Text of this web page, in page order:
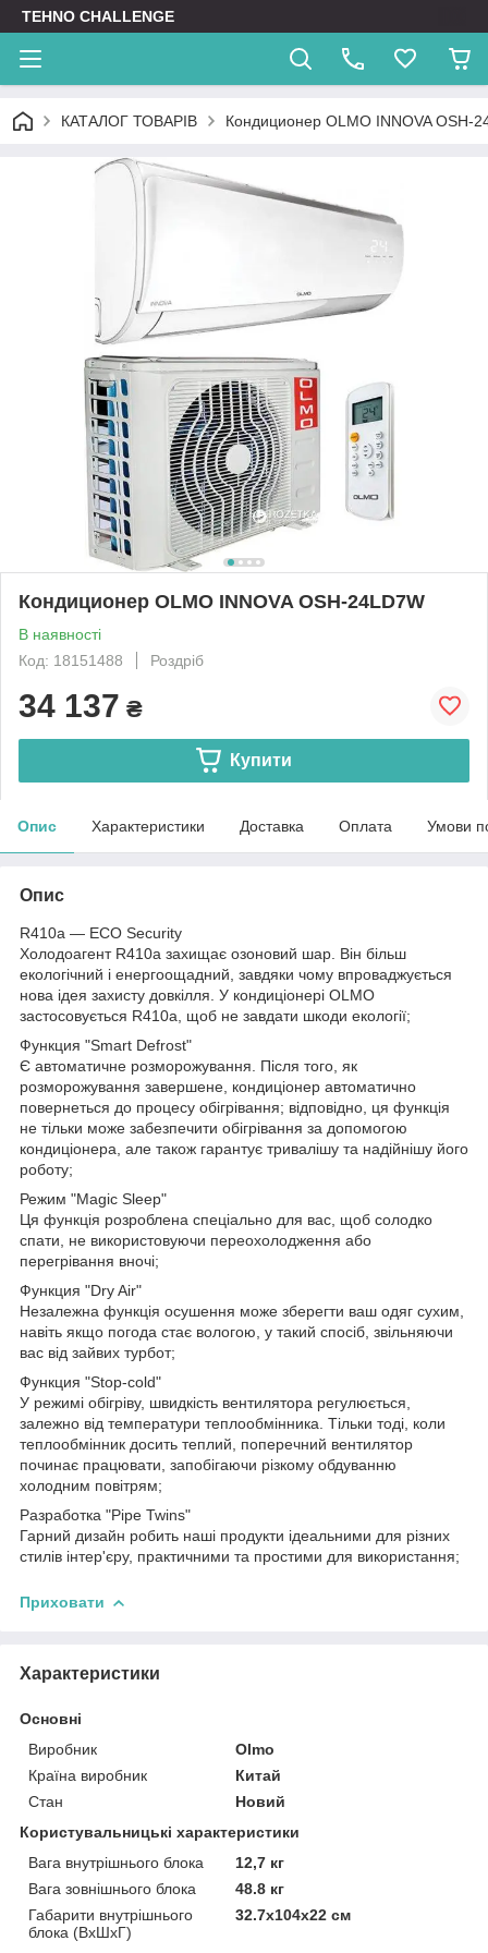
TEHNO CHALLENGE
КАТАЛОГ ТОВАРІВ Кондиционер OLMO INNOVA OSH-
Кондиционер OLMO INNOVA OSH-24LD7W
В наявності
Код: 18151488
Роздріб
34 137 ₴
Купити
Опис Характеристики Доставка Оплата Умови
Опис
R410a — ECO Security
Холодоагент R410a захищає озоновий шар. Він більш
екологічний і енергоощадний, завдяки чому впроваджується
нова ідея захисту довкілля. У кондиціонері OLMO
застосовується R410a, щоб не завдати шкоди екології;
Функция "Smart Defrost"
Є автоматичне розморожування. Після того, як
розморожування завершене, кондиціонер автоматично
повернеться до процесу обігрівання; відповідно, ця функція
не тільки може забезпечити обігрівання за допомогою
кондиціонера, але також гарантує тривалішу та надійнішу його
роботу;
Режим "Magic Sleep"
Ця функція розроблена спеціально для вас, щоб солодко
спати, не використовуючи переохолодження або
перегрівання вночі;
Функция "Dry Air"
Незалежна функція осушення може зберегти ваш одяг сухим,
навіть якщо погода стає вологою, у такий спосіб, звільняючи
вас від зайвих турбот;
Функция "Stop-cold"
У режимі обігріву, швидкість вентилятора регулюється,
залежно від температури теплообмінника. Тільки тоді, коли
теплообмінник досить теплий, поперечний вентилятор
починає працювати, запобігаючи різкому обдуванню
холодним повітрям;
Разработка "Pipe Twins"
Гарний дизайн робить наші продукти ідеальними для різних
стилів інтер'єру, практичними та простими для використання;
Приховати
Характеристики
Основні
Виробник
Olmo
Країна виробник
Китай
Стан
Новий
Користувальницькі характеристики
Вага внутрішнього блока
12,7 кг
Вага зовнішнього блока
48.8 кг
Габарити внутрішнього
блока (ВхШхГ)
32.7х104х22 см